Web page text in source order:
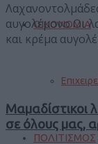
ΟΙΚΟΝΟΜΙΑ
ΠΟΛΙΤΙΣΜΟΣ
αυγολέμονο Οι
και κρέμα
Μαμαδίστικοι
σε όλους μας,